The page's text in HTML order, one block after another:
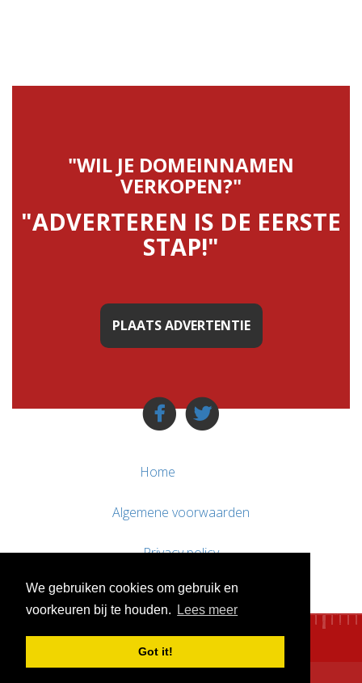
We gebruiken cookies om gebruik en
voorkeuren bij te houden.
Lees meer
Got it!
"WIL JE DOMEINNAMEN
VERKOPEN?"
"ADVERTEREN IS DE EERSTE
STAP!"
PLAATS ADVERTENTIE
Home
Algemene voorwaarden
Privacy policy
Contact / Support